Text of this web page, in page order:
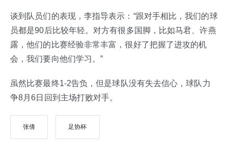
谈到队员们的表现，李指导表示：“跟对手相比，我们的球
员都是90后比较年轻。对方有很多国脚，比如马君、许燕
露，他们的比赛经验非常丰富，很好了把握了进攻的机
会，我们要向他们学习。”
虽然比赛最终1-2告负，但是球队没有失去信心，球队力
争8月6日回到主场打败对手。
张倩 足协杯